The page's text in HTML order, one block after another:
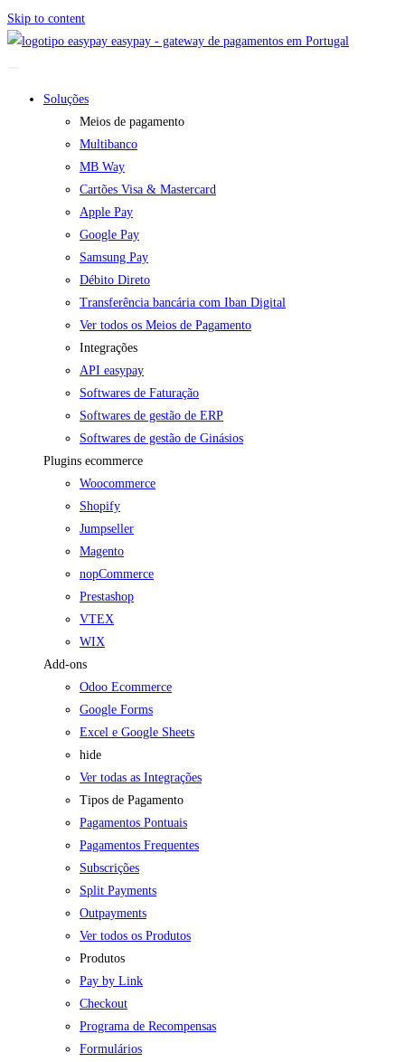
Skip to content
easypay - gateway de pagamentos em Portugal
Soluções
Meios de pagamento
Multibanco
MB Way
Cartões Visa & Mastercard
Apple Pay
Google Pay
Samsung Pay
Débito Direto
Transferência bancária com Iban Digital
Ver todos os Meios de Pagamento
Integrações
API easypay
Softwares de Faturação
Softwares de gestão de ERP
Softwares de gestão de Ginásios
Plugins ecommerce
Woocommerce
Shopify
Jumpseller
Magento
nopCommerce
Prestashop
VTEX
WIX
Add-ons
Odoo Ecommerce
Google Forms
Excel e Google Sheets
hide
Ver todas as Integrações
Tipos de Pagamento
Pagamentos Pontuais
Pagamentos Frequentes
Subscrições
Split Payments
Outpayments
Ver todos os Produtos
Produtos
Pay by Link
Checkout
Programa de Recompensas
Formulários